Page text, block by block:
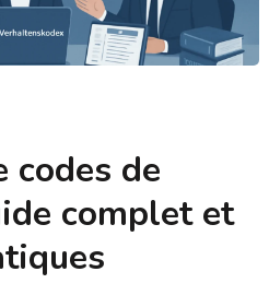
codes de
complet et